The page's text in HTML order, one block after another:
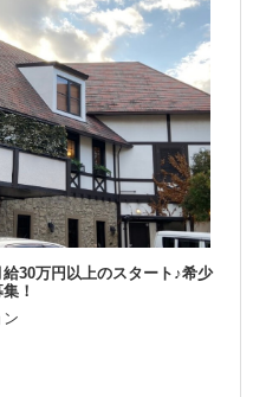
30万円以上のスタート♪希少
！